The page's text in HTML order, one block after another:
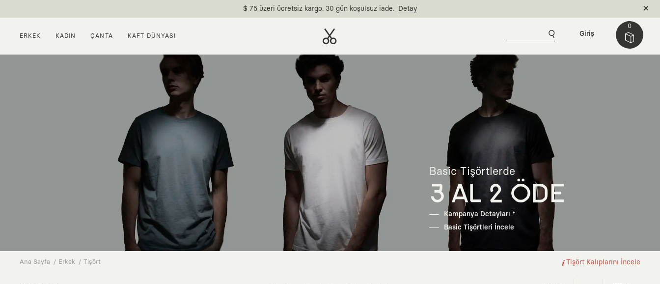
$ 75 üzeri ücretsiz kargo. 30 gün koşulsuz iade. Detay
ERKEK KADIN ÇANTA KAFT DÜNYASI
0
Giriş
Basic Tişörtlerde
3 AL 2 ÖDE
Kampanya Detayları *
Basic Tişörtleri İncele
Ana Sayfa Erkek Tişört Tişört Kalıplarını İncele